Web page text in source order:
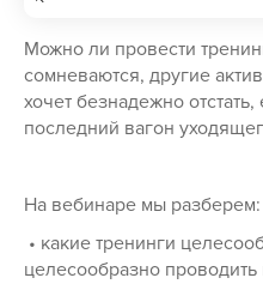
Можно ли провести
сомневаются, другие
хочет безнадежно
последний вагон
На вебинаре мы разберем:
• какие тренинги
целесообразно